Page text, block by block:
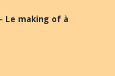
Le making of à